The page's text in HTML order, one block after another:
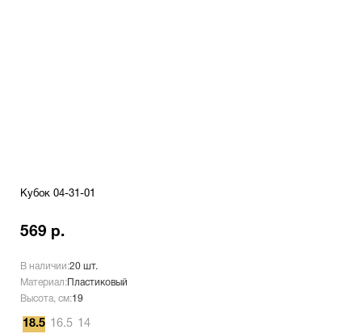
Кубок 04-31-01
569 р.
В наличии:20 шт.
Материал: Пластиковый
Высота, см:19
18.5 16.5 14